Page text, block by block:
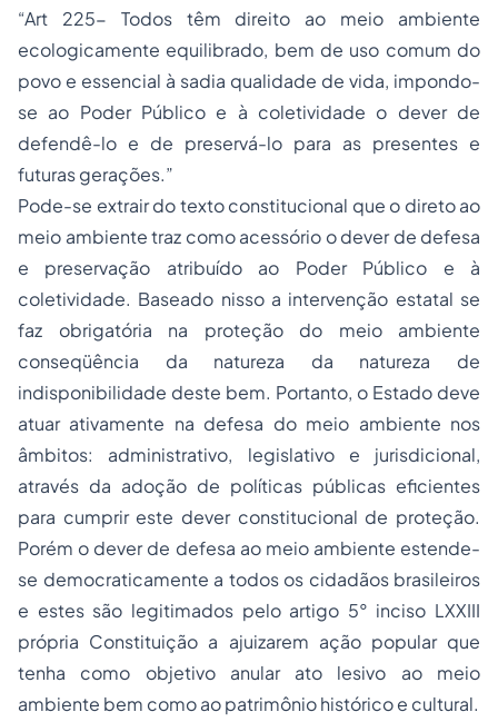
“Art 225- Todos têm direito ao meio ambiente
ecologicamente equilibrado, bem de uso comum do
povo e essencial à sadia qualidade de vida, impondo-
se ao Poder Público e à coletividade o dever de
defendê-lo e de preservá-lo para as presentes e
futuras gerações.”
Pode-se extrair do texto constitucional que o direto ao
meio ambiente traz como acessório o dever de defesa
e preservação atribuído ao Poder Público e à
coletividade. Baseado nisso a intervenção estatal se
faz obrigatória na proteção do meio ambiente
conseqüência da natureza da natureza de
indisponibilidade deste bem. Portanto, o Estado deve
atuar ativamente na defesa do meio ambiente nos
âmbitos: administrativo, legislativo e jurisdicional,
através da adoção de políticas públicas eficientes
para cumprir este dever constitucional de proteção.
Porém o dever de defesa ao meio ambiente estende-
se democraticamente a todos os cidadãos brasileiros
e estes são legitimados pelo artigo 5° inciso LXXIII
própria Constituição a ajuizarem ação popular que
tenha como objetivo anular ato lesivo ao meio
ambiente bem como ao patrimônio histórico e cultural.